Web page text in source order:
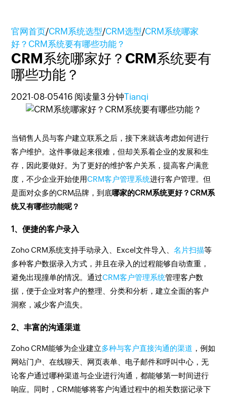
官网首页/CRM系统选型/CRM选型/CRM系统哪家
好？CRM系统要有哪些功能？
CRM系统哪家好？CRM系统要有
哪些功能？
2021-08-05416 阅读量3 分钟Tianqi
当销售人员与客户建立联系之后，接下来就该考虑如何进行
客户维护。这件事做起来很难，但却关系着企业的发展和生
存，因此要做好。为了更好的维护客户关系，提高客户满意
度，不少企业开始使用CRM客户管理系统进行客户管理。但
是面对众多的CRM品牌，到底哪家的CRM系统更好？CRM系
统又有哪些功能呢？
1、便捷的客户录入
Zoho CRM系统支持手动录入、Excel文件导入、名片扫描等
多种客户数据录入方式，并且在录入的过程能够自动查重，
避免出现撞单的情况。通过CRM客户管理系统管理客户数
据，便于企业对客户的整理、分类和分析，建立全面的客户
洞察，减少客户流失。
2、丰富的沟通渠道
Zoho CRM能够为企业建立多种与客户直接沟通的渠道 ，例如
网站门户、在线聊天、网页表单、电子邮件和呼叫中心，无
论客户通过哪种渠道与企业进行沟通，都能够第一时间进行
响应。同时，CRM能够将客户沟通过程中的相关数据记录下